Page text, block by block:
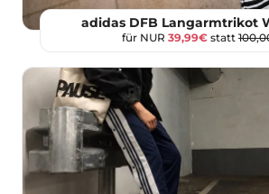
adidas DFB Langarmtrikot
für NUR 39,99€ statt